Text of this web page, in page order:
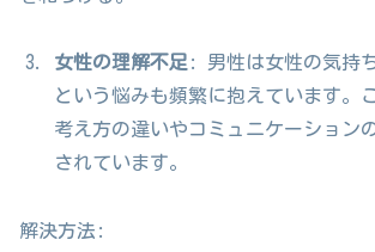
女性の理解不足 : 男性は女性の気持
という悩みも頻繁に抱えています。
考え方の違いやコミュニケーション
されています。
解決方法: